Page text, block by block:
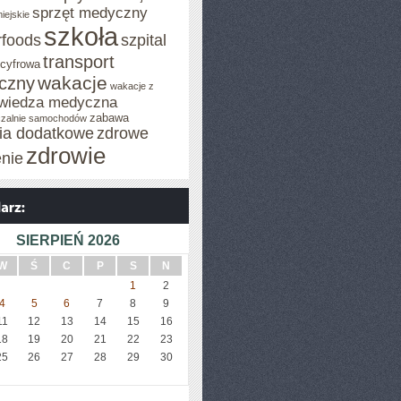
sprzęt medyczny
szkołaszpital
transport
wakacje wakacje z
medyczna
samochodów zabawa
dodatkowezdrowe
zdrowie
SIERPIEŃ 2026
Ś C P S
N
1
2
5 6 7 8
9
12 13 14 15
16
19 20 21 22
23
26 27 28 29 30